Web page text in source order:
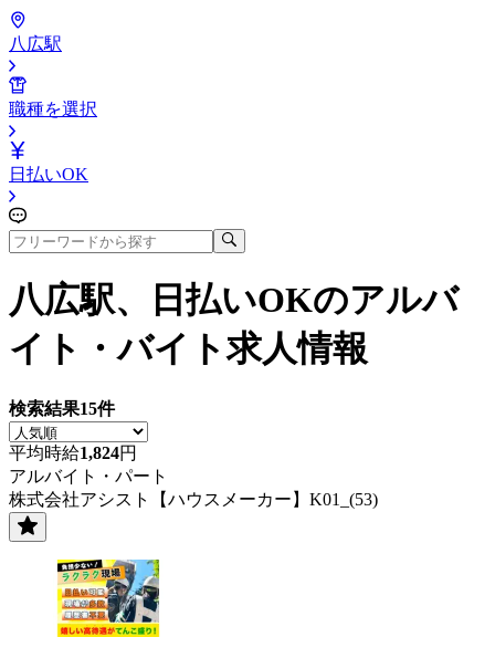
八広駅
職種を選択
日払いOK
八広駅、日払いOKのアルバ
イト・バイト求人情報
検索結果15件
平均時給1,824円
アルバイト・パート
株式会社アシスト【ハウスメーカー】K01_(53)